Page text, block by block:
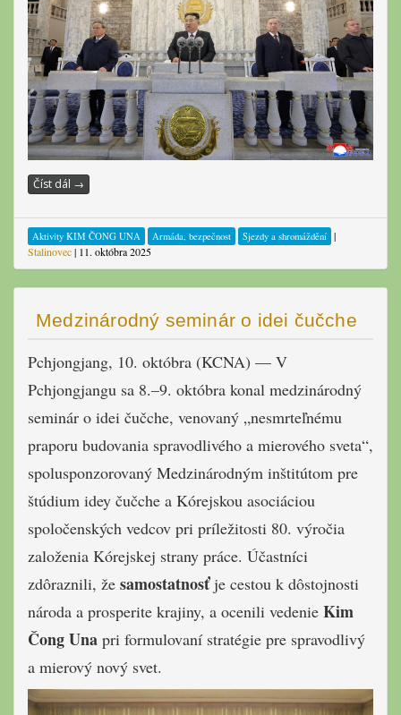
Číst dál →
Aktivity KIM ČONG UNA Armáda, bezpečnost Sjezdy a shromáždění |
Stalinovec| 11. októbra 2025
Medzinárodný seminár o idei čučche
Pchjongjang, 10. októbra (KCNA) — V
Pchjongjangu sa 8.–9. októbra konal medzinárodný
seminár o idei čučche, venovaný „nesmrteľnému
praporu budovania spravodlivého a mierového sveta“,
spolusponzorovaný Medzinárodným inštitútom pre
štúdium idey čučche a Kórejskou asociáciou
spoločenských vedcov pri príležitosti 80. výročia
založenia Kórejskej strany práce. Účastníci
zdôraznili, že samostatnosťje cestou k dôstojnosti
národa a prosperite krajiny, a ocenili vedenie Kim
Čong Una pri formulovaní stratégie pre spravodlivý
a mierový nový svet.